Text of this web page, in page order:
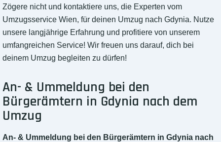
Zögere nicht und kontaktiere uns, die Experten vom
Umzugsservice Wien, für deinen Umzug nach Gdynia. Nutze
unsere langjährige Erfahrung und profitiere von unserem
umfangreichen Service! Wir freuen uns darauf, dich bei
deinem Umzug begleiten zu dürfen!
An- & Ummeldung bei den
Bürgerämtern in Gdynia nach dem
Umzug
An- & Ummeldung bei den Bürgerämtern in Gdynia nach